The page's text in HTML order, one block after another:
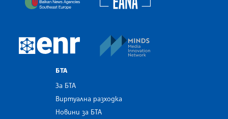
European Newsroom
БТА
За БТА
Виртуална разходка
Новини за БТА